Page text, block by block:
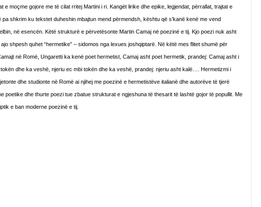
moçme gojore me të cilat rritej Martini i ri. Kangët lirike dhe epike, legjendat, përrallat, trajtat e
shkrim ku tekstet duheshin mbajtun mend përmendsh, kështu që s’kanë kenë me vend
në esencën. Këtë strukturë e përvetësonte Martin Camaj në poezinë e tij. Kjo poezi nuk asht
shpesh quhet “hermetike” – sidomos nga lexues joshqiptarë. Në këtë mes flitet shumë për
në Romë, Ungaretti ka kenë poet hermetist, Camaj asht poet hermetik, prandej: Camaj asht i
dhe ka veshë, njeriu ec mbi tokën dhe ka veshë, prandej: njeriu asht kalë…. Hermetizmi i
dhe studionte në Romë ai njihej me poezinë e hermetistëve italianë dhe autorëve të tjerë
poetike dhe thurte poezi tue zbatue strukturat e ngjeshuna të thesarit të lashtë gojor të popullit. Me
e ban moderne poezinë e tij.